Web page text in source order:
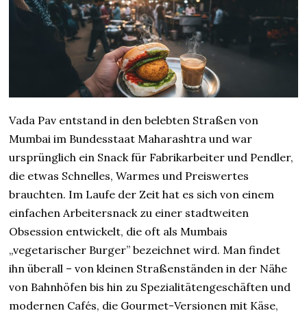
Vada Pav entstand in den belebten Straßen von
Mumbai im Bundesstaat Maharashtra und war
ursprünglich ein Snack für Fabrikarbeiter und Pendler,
die etwas Schnelles, Warmes und Preiswertes
brauchten. Im Laufe der Zeit hat es sich von einem
einfachen Arbeitersnack zu einer stadtweiten
Obsession entwickelt, die oft als Mumbais
„vegetarischer Burger” bezeichnet wird. Man findet
ihn überall – von kleinen Straßenständen in der Nähe
von Bahnhöfen bis hin zu Spezialitätengeschäften und
modernen Cafés, die Gourmet-Versionen mit Käse,